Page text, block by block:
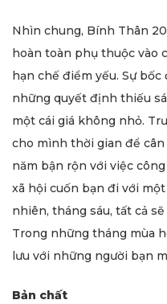
Nhìn chung, Bính Thân
hoàn toàn phụ thuộc vào
hạn chế điểm yếu. Sự
những quyết định thiếu
một cái giá không nhỏ.
cho mình thời gian để
năm bận rộn với việc
xã hội cuốn bạn đi với
nhiên, tháng sáu, tất cả
Trong những tháng mùa
lưu với những người bạn
Bản chất